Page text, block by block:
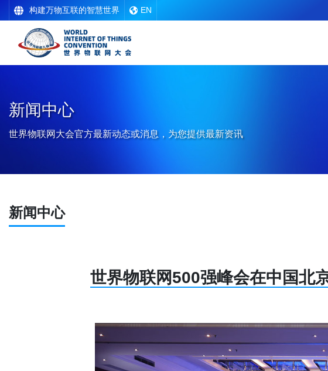
构建万物互联的智慧世界 EN
新闻中心
世界物联网大会官方最新动态或消息，为您提供最新资讯
新闻中心
世界物联网500强峰会在中国